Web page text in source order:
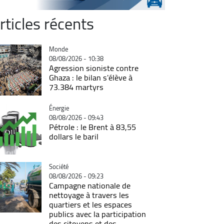
récents
Catégorie
Monde
08/08/2026 - 10:38
Agression sioniste contre
Ghaza : le bilan s'élève à
73.384 martyrs
Catégorie
Énergie
08/08/2026 - 09:43
Pétrole : le Brent à 83,55
dollars le baril
Catégorie
Société
08/08/2026 - 09:23
Campagne nationale de
nettoyage à travers les
quartiers et les espaces
publics avec la participation